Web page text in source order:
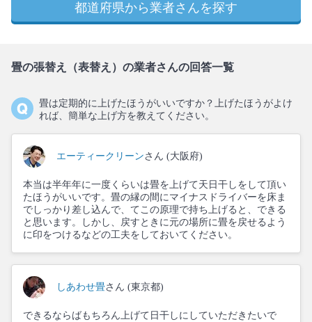
都道府県から業者さんを探す
畳の張替え（表替え）の業者さんの回答一覧
畳は定期的に上げたほうがいいですか？上げたほうがよけ
れば、簡単な上げ方を教えてください。
エーティークリーン さん (大阪府)
本当は半年年に一度くらいは畳を上げて天日干しをして頂い
たほうがいいです。畳の縁の間にマイナスドライバーを床ま
でしっかり差し込んで、てこの原理で持ち上げると、できる
と思います。しかし、戻すときに元の場所に畳を戻せるよう
に印をつけるなどの工夫をしておいてください。
しあわせ畳さん (東京都)
できるならばもちろん上げて日干しにしていただきたいで